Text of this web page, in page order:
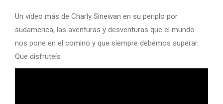
Un vídeo más de Charly Sinewan en su periplo por
sudamerica, las aventuras y desventuras que el mundo
nos pone en el comino y que siempre debemos superar.
Que disfruteís